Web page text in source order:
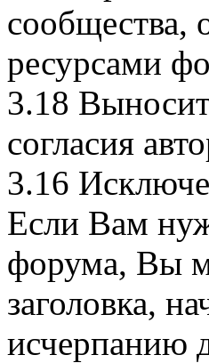
сообщества,
ресурсами
3.18
согласия
3.16
Если Вам
форума, Вы
заголовка,
исчерпанию